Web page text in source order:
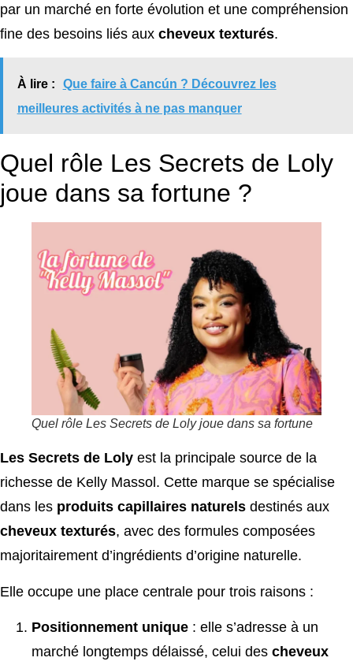
par un marché en forte évolution et une compréhension
fine des besoins liés aux cheveux texturés.
À lire :
Que faire à Cancún ? Découvrez les
meilleures activités à ne pas manquer
Quel rôle Les Secrets de Loly
joue dans sa fortune ?
Quel rôle Les Secrets de Loly joue dans sa fortune
Les Secrets de Loly est la principale source de la
richesse de Kelly Massol. Cette marque se spécialise
dans les produits capillaires naturels destinés aux
cheveux texturés, avec des formules composées
majoritairement d’ingrédients d’origine naturelle.
Elle occupe une place centrale pour trois raisons :
Positionnement unique : elle s’adresse à un
marché longtemps délaissé, celui des cheveux